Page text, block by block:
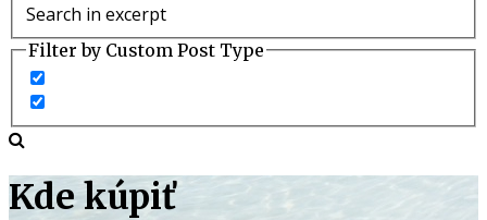
Search in excerpt
Filter by Custom Post Type
Kde kúpiť